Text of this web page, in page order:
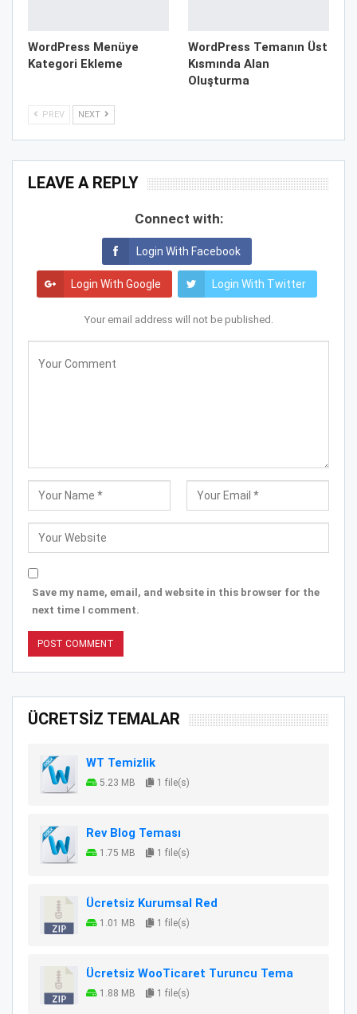
WordPress Menüye
Kategori Ekleme
WordPress Temanın Üst
Kısmında Alan
Oluşturma
PREV NEXT
LEAVE A REPLY
Connect with:
Login With Facebook
Login With Google Login With Twitter
Your email address will not be published.
Save my name, email, and website in this browser for the
next time I comment.
ÜCRETSİZ TEMALAR
WT Temizlik
5.23 MB 1 file(s)
Rev Blog Teması
1.75 MB 1 file(s)
Ücretsiz Kurumsal Red
1.01 MB 1 file(s)
Ücretsiz WooTicaret Turuncu Tema
1.88 MB 1 file(s)